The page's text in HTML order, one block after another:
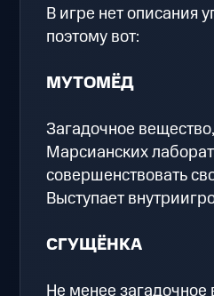
В игре нет описания
поэтому вот:
МУТОМЁД
Загадочное
Марсианских
совершенствовать
Выступает
СГУЩЁНКА
Не менее загадочное